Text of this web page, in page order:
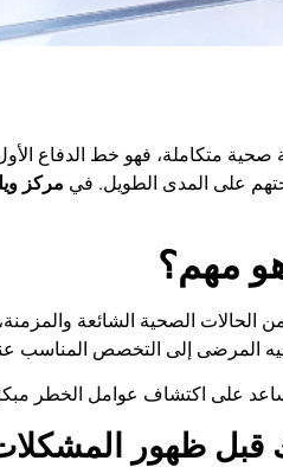
متكاملة، فهو خط الدفاع
على المدى الطويل. في مركز
مهم؟
الصحية الشائعة
المرضى إلى التخصص المناسب
على اكتشاف عوامل الخطر
قبل ظهور